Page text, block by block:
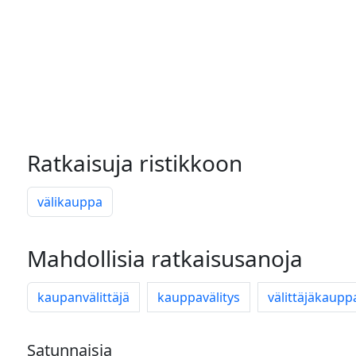
Ratkaisuja ristikkoon
välikauppa
Mahdollisia ratkaisusanoja
kaupanvälittäjä kauppavälitys
Satunnaisia